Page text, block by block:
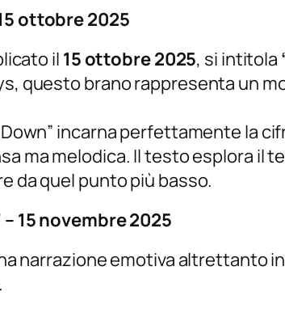
ottobre 2025
il 15 ottobre 2025, si intitola
questo brano rappresenta un
Down” incarna perfettamente la
ma melodica. Il testo esplora il
da quel punto più basso.
– 15 novembre 2025
narrazione emotiva altrettanto